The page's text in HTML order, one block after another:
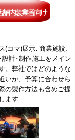
(コマ)展示､商業施設、
計･制作施工をメイン
。弊社ではどのような
いか、予算に合わせら
の製作方法も含めご提
ます